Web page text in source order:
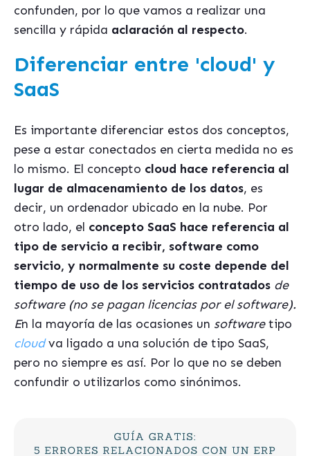
confunden, por lo que vamos a realizar una
sencilla y rápida aclaración al respecto.
Diferenciar entre 'cloud' y
SaaS
Es importante diferenciar estos dos conceptos,
pese a estar conectados en cierta medida no es
lo mismo. El concepto cloud hace referencia al
lugar de almacenamiento de los datos, es
decir, un ordenador ubicado en la nube. Por
otro lado, el concepto SaaS hace referencia al
tipo de servicio a recibir, software como
servicio, y normalmente su coste depende del
tiempo de uso de los servicios contratados de
software (no se pagan licencias por el software).
En la mayoría de las ocasiones un softwaretipo
cloudva ligado a una solución de tipo SaaS,
pero no siempre es así. Por lo que no se deben
confundir o utilizarlos como sinónimos.